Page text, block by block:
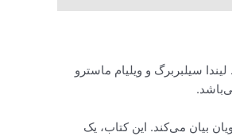
سیلبربرگ و ویلیام ماسترو
بیان می‌کند. این کتاب، یک